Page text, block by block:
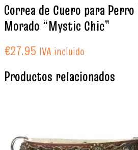
Correa de Cuero para Perro
Morado “Mystic Chic”
€27.95 IVA incluido
Productos relacionados